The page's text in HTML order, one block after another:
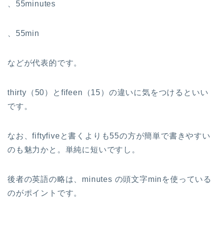
、55minutes
、55min
などが代表的です。
thirty（50）とfifeen（15）の違いに気をつけるといい
です。
なお、fiftyfiveと書くよりも55の方が簡単で書きやすい
のも魅力かと。単純に短いですし。
後者の英語の略は、minutes の頭文字minを使っている
のがポイントです。